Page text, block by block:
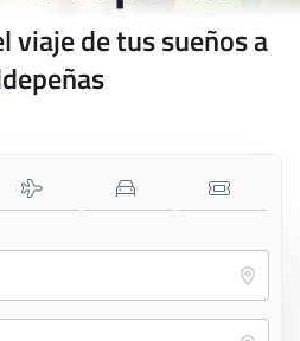
viaje de tus sueños a